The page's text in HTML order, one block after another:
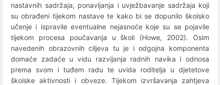
nastavnih sadržaja, ponavljanja i uvježbavanje sadržaja koji
su obrađeni tijekom nastave te kako bi se dopunilo školsko
učenje i ispravile eventualne nejasnoće koje su se pojavile
tijekom procesa poučavanja u školi (Howe, 2002). Osim
navedenih obrazovnih ciljeva tu je i odgojna komponenta
domaće zadaće u vidu razvijanja radnih navika i odnosa
prema svom i tuđem radu te uvida roditelja u djetetove
školske aktivnosti i obveze. Tijekom izvršavanja zahtjeva